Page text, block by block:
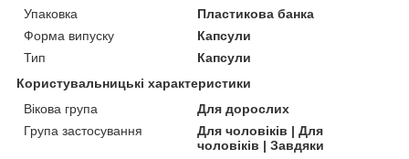
Упаковка
Пластикова банка
Форма випуску
Капсули
Тип
Капсули
Користувальницькі характеристики
Вікова група
Для дорослих
Група застосування
Для чоловіків | Для
чоловіків | Завдяки